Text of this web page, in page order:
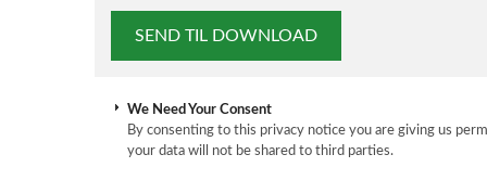
We Need Your Consent
By consenting to this privacy notice you are giving us
your data will not be shared to third parties.